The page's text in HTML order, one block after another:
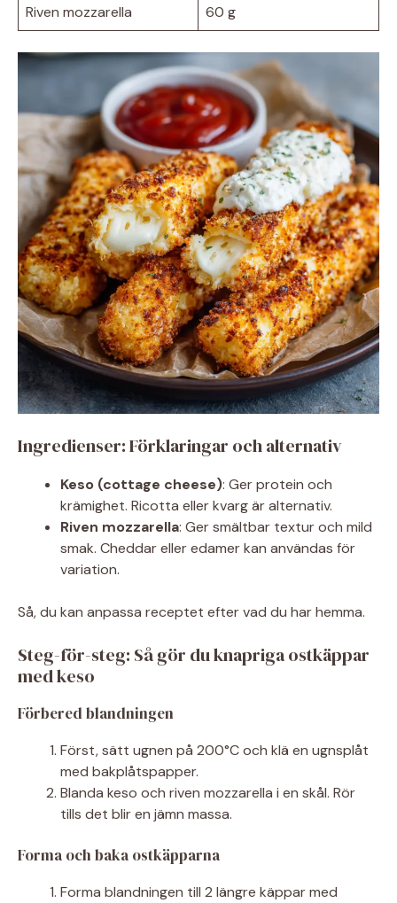
Riven mozzarella
60 g
Ingredienser: Förklaringar och alternativ
Keso (cottage cheese): Ger protein och
krämighet. Ricotta eller kvarg är alternativ.
Riven mozzarella: Ger smältbar textur och mild
smak. Cheddar eller edamer kan användas för
variation.
Så, du kan anpassa receptet efter vad du har hemma.
Steg-för-steg: Så gör du knapriga ostkäppar
med keso
Förbered blandningen
Först, sätt ugnen på 200°C och klä en ugnsplåt
med bakplåtspapper.
Blanda keso och riven mozzarella i en skål. Rör
tills det blir en jämn massa.
Forma och baka ostkäpparna
Forma blandningen till 2 längre käppar med